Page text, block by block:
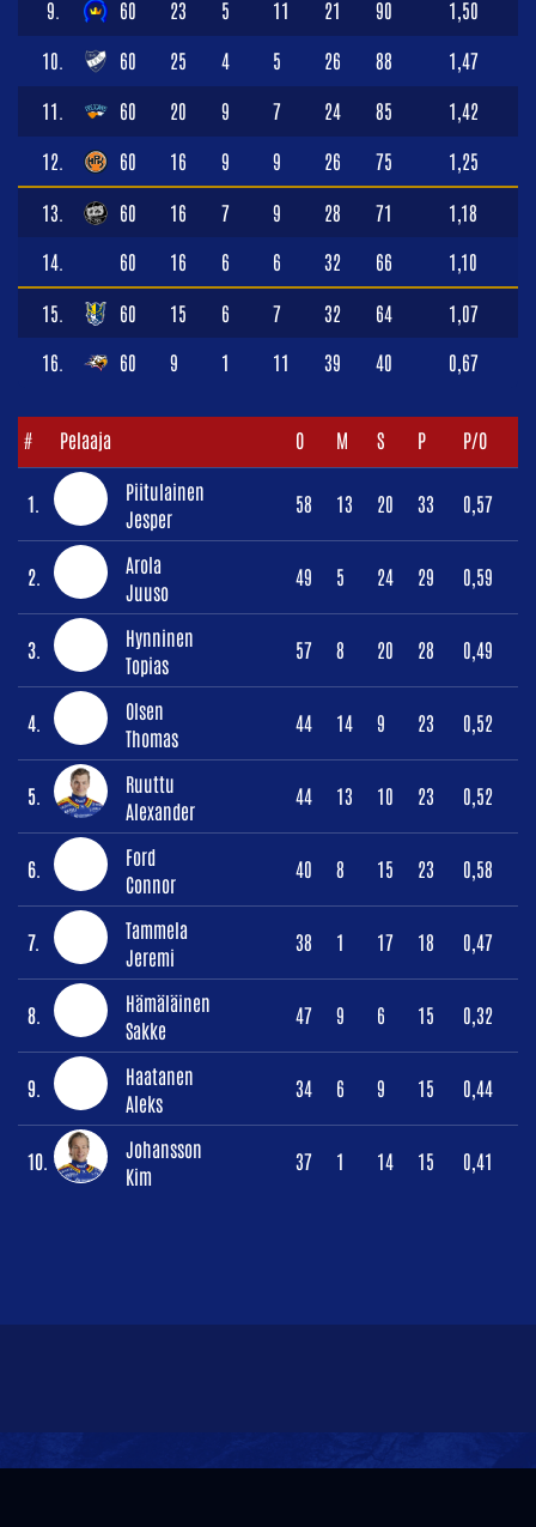
9. 60 23 5 11 21 90 1,50
10. 60 25 4 5 26 88 1,47
11. 60 20 9 7 24 85 1,42
12. 60 16 9 9 26 75 1,25
13. 60 16 7 9 28 71 1,18
14. 60 16 6 6 32 66 1,10
15. 60 15 6 7 32 64 1,07
16. 60 9 1 11 39 40 0,67
# Pelaaja O M S P P/O
1.
Piitulainen
Jesper
58 13 20 33 0,57
2.
Arola
Juuso
49 5 24 29 0,59
3.
Hynninen
Topias
57 8 20 28 0,49
4.
Olsen
Thomas
44 14 9 23 0,52
5.
Ruuttu
Alexander
44 13 10 23 0,52
6.
Ford
Connor
40 8 15 23 0,58
7.
Tammela
Jeremi
38 1 17 18 0,47
8.
Hämäläinen
Sakke
47 9 6 15 0,32
9.
Haatanen
Aleks
34 6 9 15 0,44
10.
Johansson
Kim
37 1 14 15 0,41